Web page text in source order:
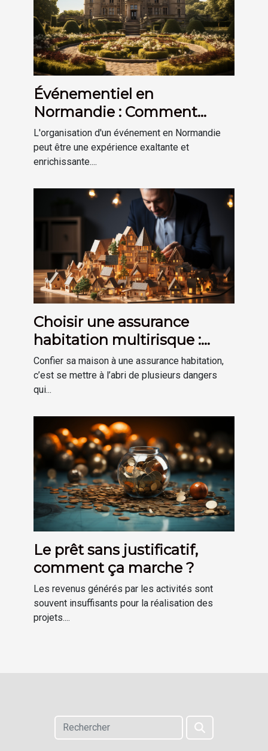
Événementiel en
Normandie : Comment
mesurer le succès de votre
événement
L'organisation d'un événement en Normandie
peut être une expérience exaltante et
enrichissante....
Choisir une assurance
habitation multirisque :
comment s'y prendre
facilement ?
Confier sa maison à une assurance habitation,
c’est se mettre à l’abri de plusieurs dangers
qui...
Le prêt sans justificatif,
comment ça marche ?
Les revenus générés par les activités sont
souvent insuffisants pour la réalisation des
projets....